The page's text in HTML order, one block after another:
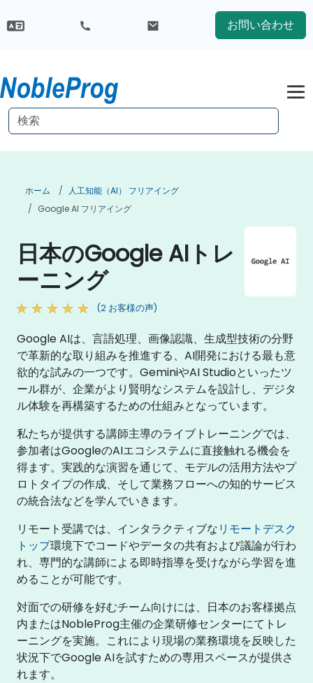
お問い合わせ
ホーム
人工知能（AI） フリアイング
Google AI フリアイング
日本のGoogle AIトレ
ーニング
(2 お客様の声)
Google AIは、言語処理、画像認識、生成型技術の分野
で革新的な取り組みを推進する、AI開発における最も意
欲的な試みの一つです。GeminiやAI Studioといったツ
ール群が、企業がより賢明なシステムを設計し、デジタ
ル体験を再構築するための仕組みとなっています。
私たちが提供する講師主導のライブトレーニングでは、
参加者はGoogleのAIエコシステムに直接触れる機会を
得ます。実践的な演習を通じて、モデルの活用方法やプ
ロトタイプの作成、そして業務フローへの知的サービス
の統合法などを学んでいきます。
リモート受講では、インタラクティブなリモートデスク
トップ環境下でコードやデータの共有および議論が行わ
れ、専門的な講師による即時指導を受けながら学習を進
めることが可能です。
対面での研修を好むチーム向けには、日本のお客様拠点
内またはNobleProg主催の企業研修センターにてトレ
ーニングを実施。これにより現場の業務環境を反映した
状況下でGoogle AIを試すための専用スペースが提供さ
れます。